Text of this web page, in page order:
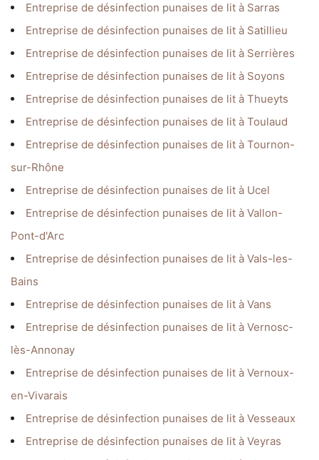
Entreprise de désinfection punaises de lit à Sarras
Entreprise de désinfection punaises de lit à Satillieu
Entreprise de désinfection punaises de lit à Serrières
Entreprise de désinfection punaises de lit à Soyons
Entreprise de désinfection punaises de lit à Thueyts
Entreprise de désinfection punaises de lit à Toulaud
Entreprise de désinfection punaises de lit à Tournon-
sur-Rhône
Entreprise de désinfection punaises de lit à Ucel
Entreprise de désinfection punaises de lit à Vallon-
Pont-d'Arc
Entreprise de désinfection punaises de lit à Vals-les-
Bains
Entreprise de désinfection punaises de lit à Vans
Entreprise de désinfection punaises de lit à Vernosc-
lès-Annonay
Entreprise de désinfection punaises de lit à Vernoux-
en-Vivarais
Entreprise de désinfection punaises de lit à Vesseaux
Entreprise de désinfection punaises de lit à Veyras